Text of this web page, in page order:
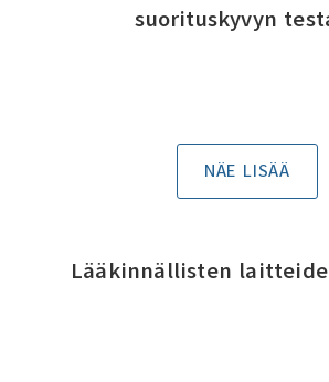
suorituskyvyn
NÄE LISÄÄ
Lääkinnällisten